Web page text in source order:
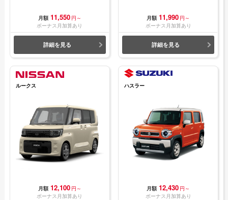
月額 11,550 円～
ボーナス月加算あり
詳細を見る
月額 11,990 円～
ボーナス月加算あり
詳細を見る
ルークス
月額 12,100 円～
ボーナス月加算あり
ハスラー
月額 12,430 円～
ボーナス月加算あり